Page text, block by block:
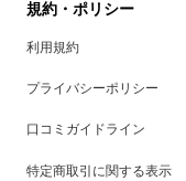
規約・ポリシー
利用規約
プライバシーポリシー
口コミガイドライン
特定商取引に関する表示